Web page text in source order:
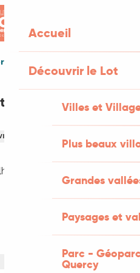
Accueil
Découvrir le Lot
Villes et
Plus beaux
Grandes
Paysages et
Parc -
Quercy
à Marcilhac-Sur-Célé
à Marcilhac-
46160 Marcilhac-sur-